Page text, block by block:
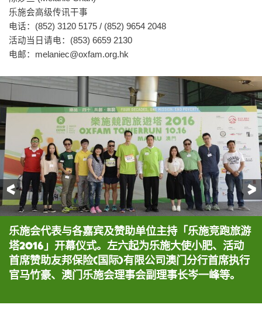
乐施会高级传讯干事
电话：(852) 3120 5175 / (852) 9654 2048
活动当日请电：(853) 6659 2130
电邮： melaniec@oxfam.org.hk
前一页
乐施会代表与各嘉宾及赞助单位主持「乐施竞跑旅游
塔2016」开幕仪式。左六起为乐施大使小肥、活动
首席赞助友邦保险(国际)有限公司澳门分行首席执行
官马竹豪、澳门乐施会理事会副理事长岑一峰等。
澳门乐施会理事会副理事长岑一峰、活动首席赞助友
邦保险(国际)有限公司澳门分行首席执行官马竹豪等
多个支持及赞助单位莅临主持倒数及鸣枪仪式。
友邦保险(国际)有限公司澳门分行首席执行官马竹豪
身体力行挑战全塔「个人竞跑」。
乐施大使小肥联同澳门演艺人协会副会长罗嘉豪、黄
旭峰以及常务理事梁健邦一同参加「队际接力竞
跑」，以支持乐施会的扶贫救灾及倡议工作。
「个人竞跑」男子组(全塔)冠军由梁顺敬夺得，以9
分42秒完成赛事。
「个人竞跑」女子组(全塔)冠军由Cindy Reid夺
得，以10分1秒夺得后冠。